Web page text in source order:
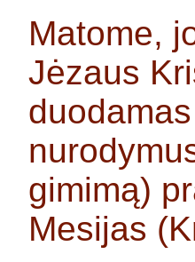
Matome,
Jėzaus
gimimą)
Mesijas